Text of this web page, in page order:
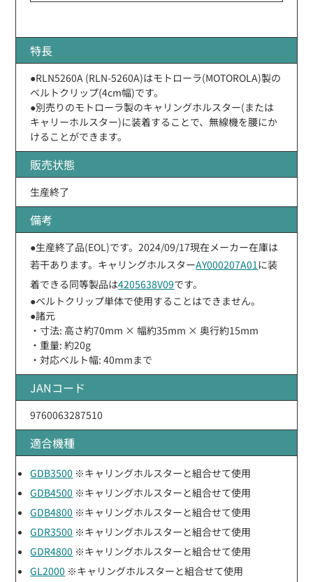
特長
●RLN5260A (RLN-5260A)はモトローラ(MOTOROLA)製の
ベルトクリップ(4cm幅)です。
●別売りのモトローラ製のキャリングホルスター(または
キャリーホルスター)に装着することで、無線機を腰にか
けることができます。
販売状態
生産終了
備考
●生産終了品(EOL)です。2024/09/17現在メーカー在庫は
若干あります。キャリングホルスターAY000207A01 に装
着できる同等製品は4205638V09です。
●ベルトクリップ単体で使用することはできません。
●諸元
・寸法: 高さ約70mm × 幅約35mm × 奥行約15mm
・重量: 約20g
・対応ベルト幅: 40mmまで
JANコード
9760063287510
適合機種
GDB3500 ※キャリングホルスターと組合せて使用
GDB4500 ※キャリングホルスターと組合せて使用
GDB4800 ※キャリングホルスターと組合せて使用
GDR3500 ※キャリングホルスターと組合せて使用
GDR4800 ※キャリングホルスターと組合せて使用
GL2000 ※キャリングホルスターと組合せて使用